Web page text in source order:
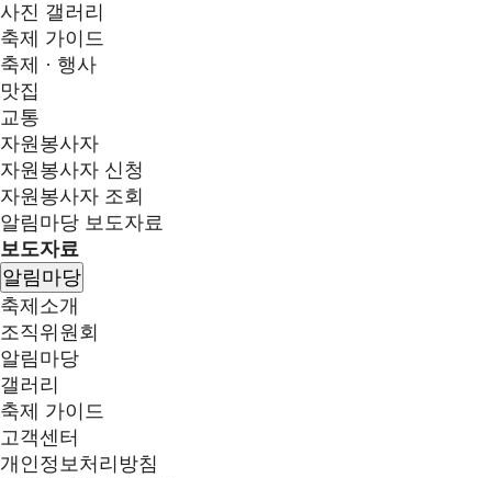
사진 갤러리
축제 가이드
축제 · 행사
맛집
교통
자원봉사자
자원봉사자 신청
자원봉사자 조회
알림마당 보도자료
보도자료
알림마당
축제소개
조직위원회
알림마당
갤러리
축제 가이드
고객센터
개인정보처리방침